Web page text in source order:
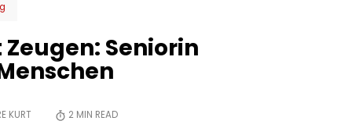
Seniorin
KURT 2 MIN READ